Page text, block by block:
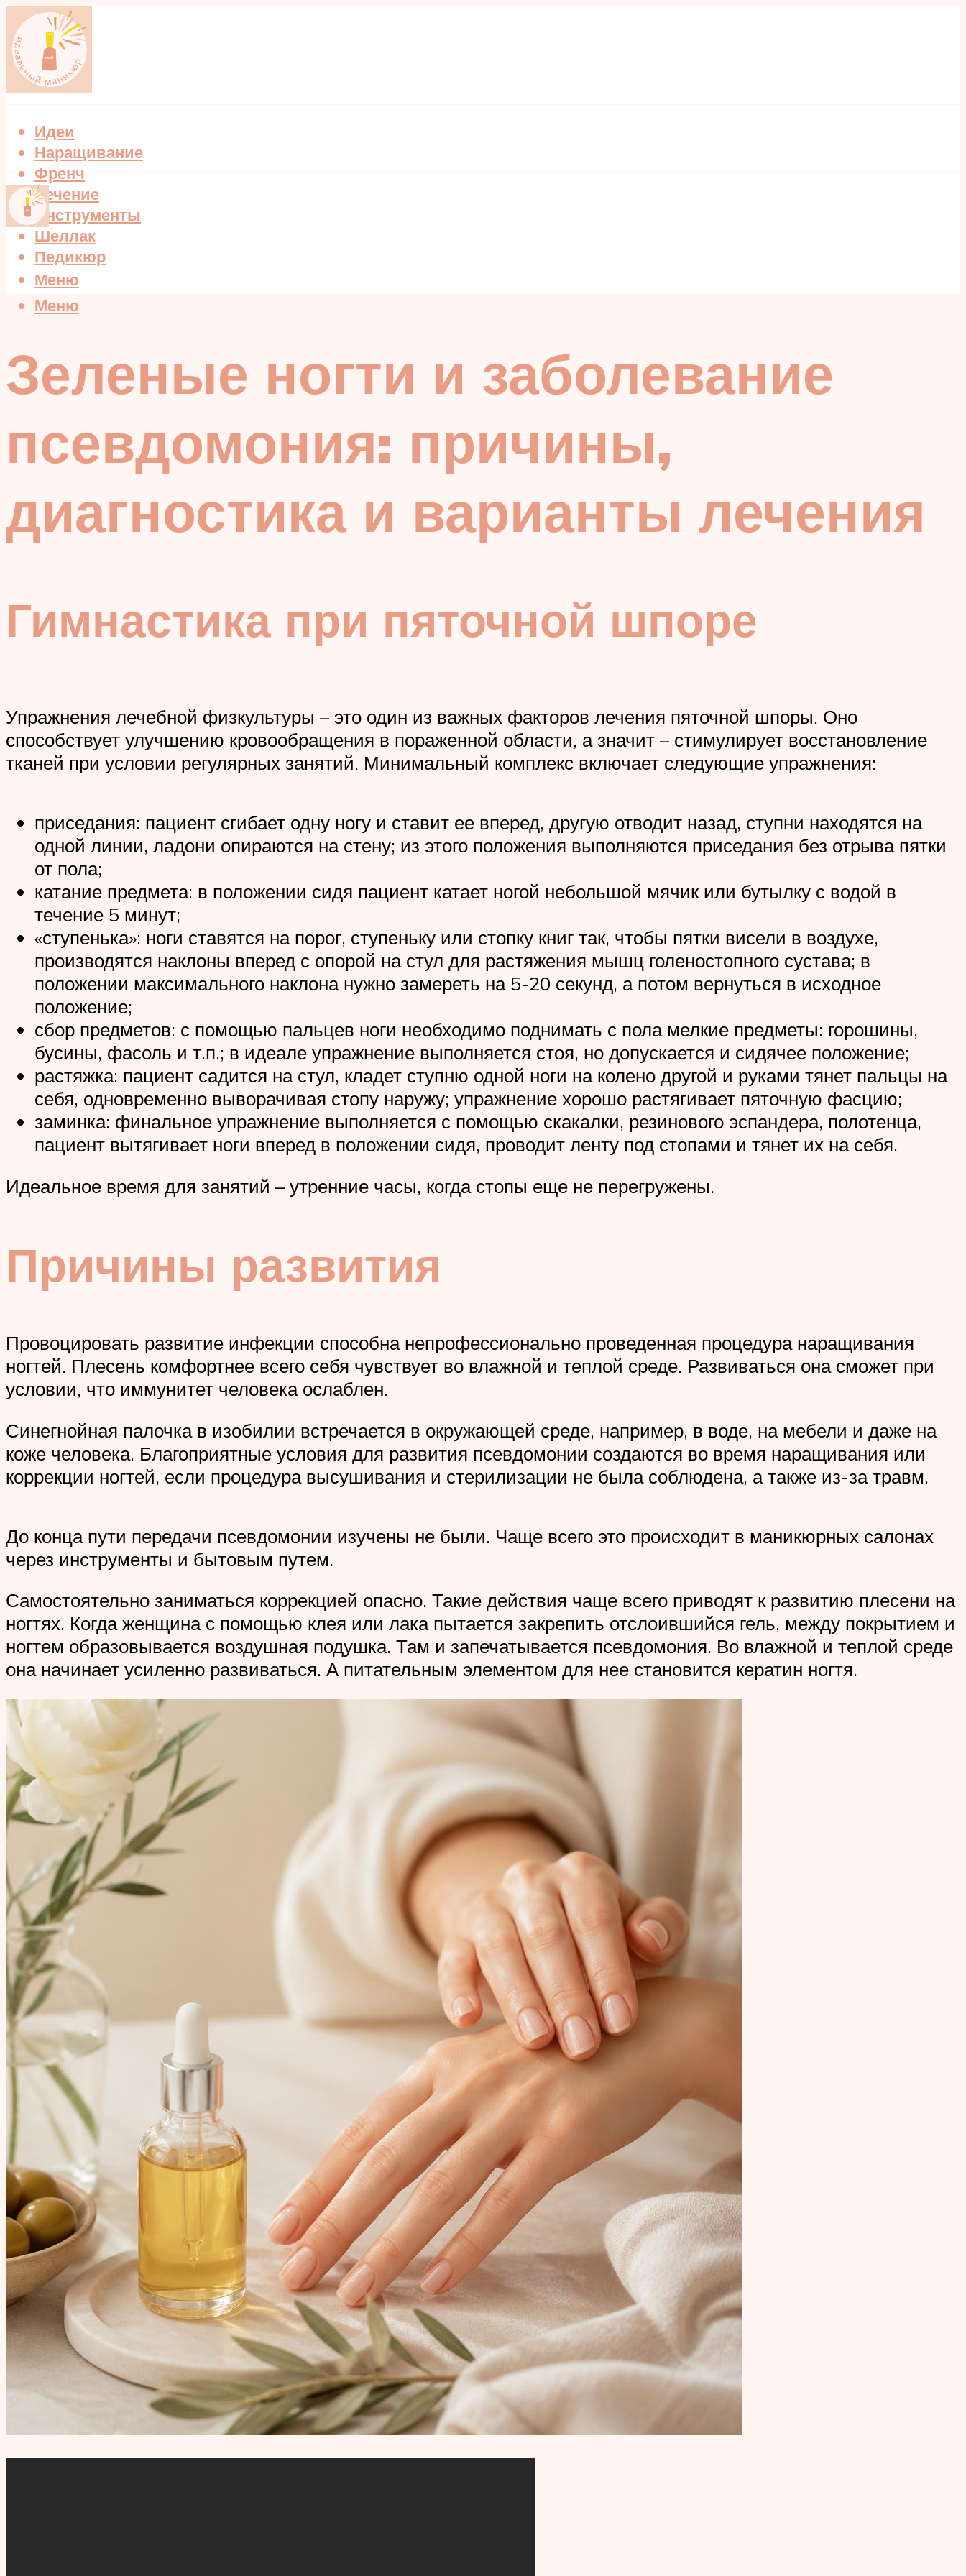
Идеи
Наращивание
Френч
Лечение
Инструменты
Шеллак
Педикюр
Меню
Меню
Зеленые ногти и заболевание
псевдомония: причины,
диагностика и варианты лечения
Гимнастика при пяточной шпоре
Упражнения лечебной физкультуры – это один из важных факторов лечения пяточной шпоры. Оно
способствует улучшению кровообращения в пораженной области, а значит – стимулирует восстановление
тканей при условии регулярных занятий. Минимальный комплекс включает следующие упражнения:
приседания: пациент сгибает одну ногу и ставит ее вперед, другую отводит назад, ступни находятся на
одной линии, ладони опираются на стену; из этого положения выполняются приседания без отрыва пятки
от пола;
катание предмета: в положении сидя пациент катает ногой небольшой мячик или бутылку с водой в
течение 5 минут;
«ступенька»: ноги ставятся на порог, ступеньку или стопку книг так, чтобы пятки висели в воздухе,
производятся наклоны вперед с опорой на стул для растяжения мышц голеностопного сустава; в
положении максимального наклона нужно замереть на 5-20 секунд, а потом вернуться в исходное
положение;
сбор предметов: с помощью пальцев ноги необходимо поднимать с пола мелкие предметы: горошины,
бусины, фасоль и т.п.; в идеале упражнение выполняется стоя, но допускается и сидячее положение;
растяжка: пациент садится на стул, кладет ступню одной ноги на колено другой и руками тянет пальцы на
себя, одновременно выворачивая стопу наружу; упражнение хорошо растягивает пяточную фасцию;
заминка: финальное упражнение выполняется с помощью скакалки, резинового эспандера, полотенца,
пациент вытягивает ноги вперед в положении сидя, проводит ленту под стопами и тянет их на себя.
Идеальное время для занятий – утренние часы, когда стопы еще не перегружены.
Причины развития
Провоцировать развитие инфекции способна непрофессионально проведенная процедура наращивания
ногтей. Плесень комфортнее всего себя чувствует во влажной и теплой среде. Развиваться она сможет при
условии, что иммунитет человека ослаблен.
Синегнойная палочка в изобилии встречается в окружающей среде, например, в воде, на мебели и даже на
коже человека. Благоприятные условия для развития псевдомонии создаются во время наращивания или
коррекции ногтей, если процедура высушивания и стерилизации не была соблюдена, а также из-за травм.
До конца пути передачи псевдомонии изучены не были. Чаще всего это происходит в маникюрных салонах
через инструменты и бытовым путем.
Самостоятельно заниматься коррекцией опасно. Такие действия чаще всего приводят к развитию плесени на
ногтях. Когда женщина с помощью клея или лака пытается закрепить отслоившийся гель, между покрытием и
ногтем образовывается воздушная подушка. Там и запечатывается псевдомония. Во влажной и теплой среде
она начинает усиленно развиваться. А питательным элементом для нее становится кератин ногтя.